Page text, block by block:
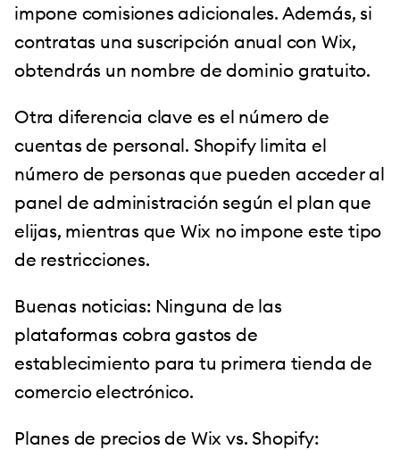
impone comisiones adicionales. Además, si
contratas una suscripción anual con Wix,
obtendrás un nombre de dominio gratuito.
Otra diferencia clave es el número de
cuentas de personal. Shopify limita el
número de personas que pueden acceder al
panel de administración según el plan que
elijas, mientras que Wix no impone este tipo
de restricciones.
Buenas noticias: Ninguna de las
plataformas cobra gastos de
establecimiento para tu primera tienda de
comercio electrónico.
Planes de precios de Wix vs. Shopify: